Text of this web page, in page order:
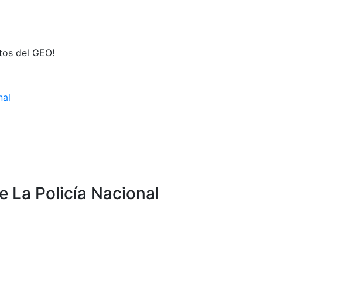
del GEO!
La Policía Nacional